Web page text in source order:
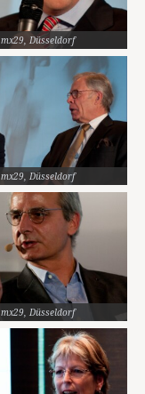
mx29, Düsseldorf
mx29, Düsseldorf
mx29, Düsseldorf